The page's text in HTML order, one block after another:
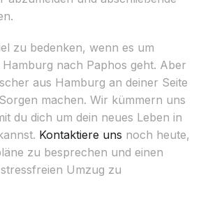
zu bedenken, wenn es um
nach Paphos geht. Aber
aus Hamburg an deiner Seite
machen. Wir kümmern uns
du dich um dein neues Leben in
Kontaktiere uns noch heute,
zu besprechen und einen
Umzug zu